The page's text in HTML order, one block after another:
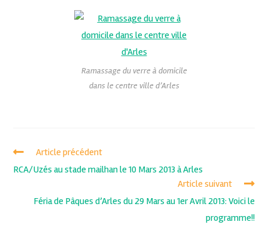
Ramassage du verre à domicile
dans le centre ville d’Arles
Article précédent
RCA/Uzés au stade mailhan le 10 Mars 2013 à Arles
Article suivant
Féria de Pâques d’Arles du 29 Mars au 1er Avril 2013: Voici le
programme!!